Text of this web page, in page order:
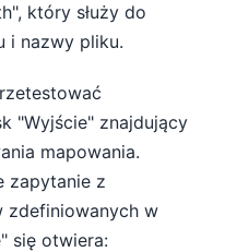
który służy do
i nazwy pliku.
"Wyjście" znajdujący
mapowania.
zapytanie z
zdefiniowanych w
się otwiera: